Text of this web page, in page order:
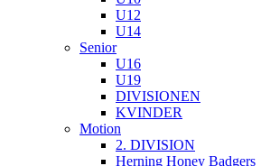
U12
U14
Senior
U16
U19
DIVISIONEN
KVINDER
Motion
2. DIVISION
Herning Honey Badgers